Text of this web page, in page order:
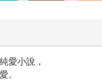
愛小說，
。